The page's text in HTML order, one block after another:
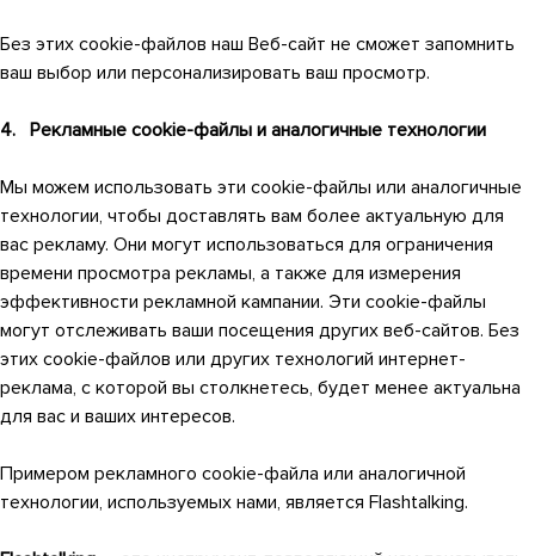
Без этих cookie-файлов наш Веб-сайт не сможет запомнить
ваш выбор или персонализировать ваш просмотр.
4. Рекламные cookie-файлы и аналогичные технологии
Мы можем использовать эти cookie-файлы или аналогичные
технологии, чтобы доставлять вам более актуальную для
вас рекламу. Они могут использоваться для ограничения
времени просмотра рекламы, а также для измерения
эффективности рекламной кампании. Эти cookie-файлы
могут отслеживать ваши посещения других веб-сайтов. Без
этих cookie-файлов или других технологий интернет-
реклама, с которой вы столкнетесь, будет менее актуальна
для вас и ваших интересов.
Примером рекламного cookie-файла или аналогичной
технологии, используемых нами, является Flashtalking.